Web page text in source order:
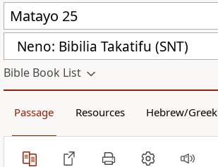
Neno: Bibilia Takatifu (SNT)
Bible Book List
Passage Resources Hebrew/Greek